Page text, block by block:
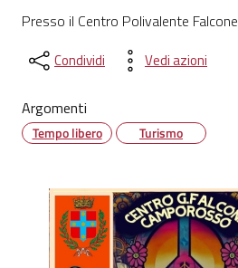
Presso il Centro Polivalente Falcone
Condividi Vedi azioni
Argomenti
Tempo libero Turismo